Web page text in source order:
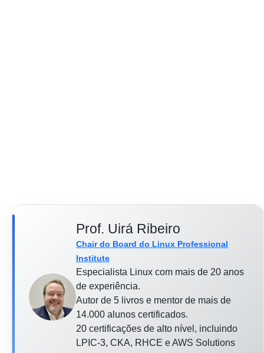
Prof. Uirá Ribeiro
Chair do Board do Linux Professional
Institute
Especialista Linux com mais de 20 anos
de experiência.
Autor de 5 livros e mentor de mais de
14.000 alunos certificados.
20 certificações de alto nível, incluindo
LPIC-3, CKA, RHCE e AWS Solutions